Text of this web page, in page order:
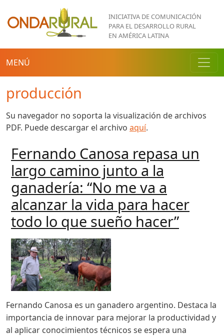
Pasar al contenido principal
INICIATIVA DE COMUNICACIÓN
PARA EL DESARROLLO RURAL
EN AMÉRICA LATINA
MENÚ
producción
Su navegador no soporta la visualización de archivos
PDF. Puede descargar el archivo aquí.
Fernando Canosa repasa un
largo camino junto a la
ganadería: “No me va a
alcanzar la vida para hacer
todo lo que sueño hacer”
Fernando Canosa es un ganadero argentino. Destaca la
importancia de innovar para mejorar la productividad y
al aplicar conocimientos técnicos se espera una